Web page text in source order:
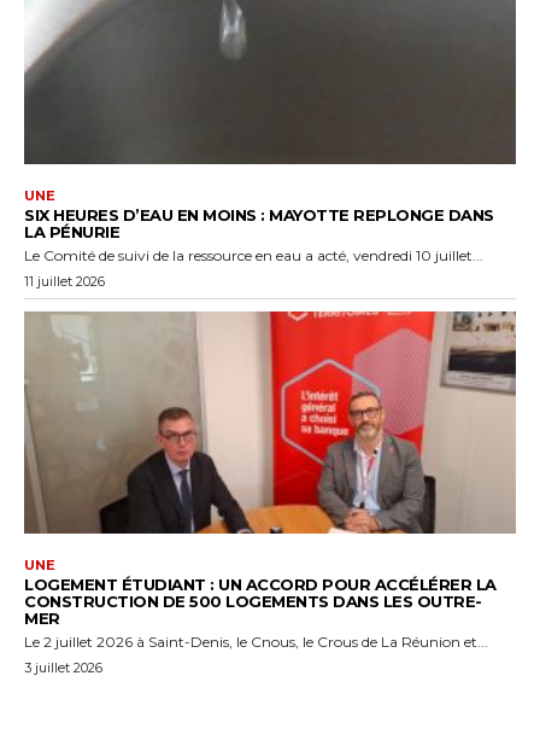
UNE
SIX HEURES D’EAU EN MOINS : MAYOTTE REPLONGE DANS
LA PÉNURIE
Le Comité de suivi de la ressource en eau a acté, vendredi 10 juillet...
11 juillet 2026
UNE
LOGEMENT ÉTUDIANT : UN ACCORD POUR ACCÉLÉRER LA
CONSTRUCTION DE 500 LOGEMENTS DANS LES OUTRE-
MER
Le 2 juillet 2026 à Saint-Denis, le Cnous, le Crous de La Réunion et...
3 juillet 2026